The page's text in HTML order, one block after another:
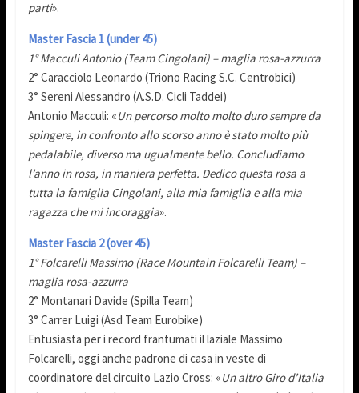
parti».
Master Fascia 1 (under 45)
1° Macculi Antonio (Team Cingolani) – maglia rosa-azzurra
2° Caracciolo Leonardo (Triono Racing S.C. Centrobici)
3° Sereni Alessandro (A.S.D. Cicli Taddei)
Antonio Macculi: «Un percorso molto molto duro sempre da
spingere, in confronto allo scorso anno è stato molto più
pedalabile, diverso ma ugualmente bello. Concludiamo
l’anno in rosa, in maniera perfetta. Dedico questa rosa a
tutta la famiglia Cingolani, alla mia famiglia e alla mia
ragazza che mi incoraggia».
Master Fascia 2 (over 45)
1° Folcarelli Massimo (Race Mountain Folcarelli Team) –
maglia rosa-azzurra
2° Montanari Davide (Spilla Team)
3° Carrer Luigi (Asd Team Eurobike)
Entusiasta per i record frantumati il laziale Massimo
Folcarelli, oggi anche padrone di casa in veste di
coordinatore del circuito Lazio Cross: «Un altro Giro d’Italia